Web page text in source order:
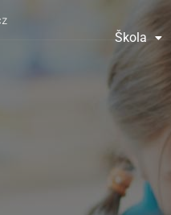
Škola